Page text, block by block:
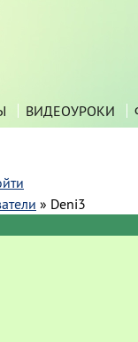
ВИДЕОУРОКИ
» Deni3